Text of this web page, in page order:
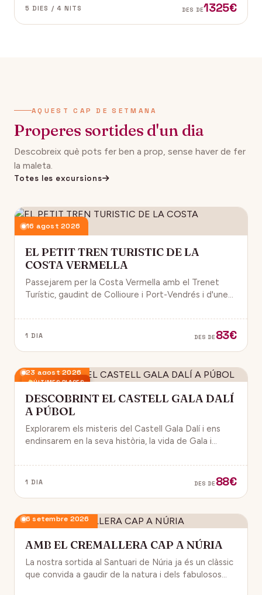
5 DIES / 4 NITS DES DE1325€
AQUEST CAP DE SETMANA
Properes sortides d'un dia
Descobreix què pots fer ben a prop, sense haver de fer
la maleta.
Totes les excursions
16 agost 2026
EL PETIT TREN TURISTIC DE LA
COSTA VERMELLA
Passejarem per la Costa Vermella amb el Trenet
Turístic, gaudint de Collioure i Port-Vendrés i d'unes
1 DIA DES DE 83€
ÚLTIMES PLACES
23 agost 2026
DESCOBRINT EL CASTELL GALA DALÍ
A PÚBOL
Explorarem els misteris del Castell Gala Dalí i ens
endinsarem en la seva història, la vida de Gala i
1 DIA DES DE 88€
6 setembre 2026
AMB EL CREMALLERA CAP A NÚRIA
La nostra sortida al Santuari de Núria ja és un clàssic
que convida a gaudir de la natura i dels fabulosos